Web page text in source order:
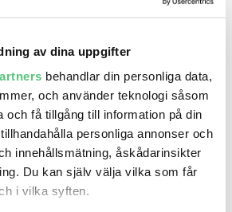
av dina uppgifter
behandlar din personliga data,
och använder teknologi såsom
och få tillgång till information på din
personliga annonser och
innehållsmätning, åskådarinsikter
Du kan själv välja vilka som får
i vilka syften.
GRAN COUPÉ PRIVAT
Drivmedel: